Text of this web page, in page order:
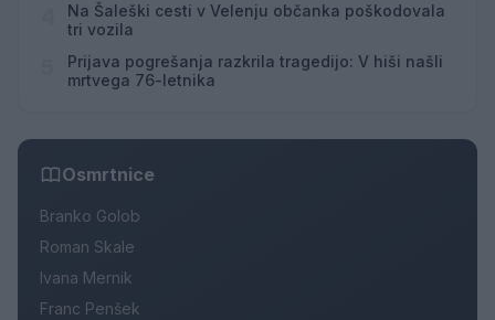
Na Šaleški cesti v Velenju občanka poškodovala
tri vozila
Prijava pogrešanja razkrila tragedijo: V hiši našli
mrtvega 76-letnika
Osmrtnice
Branko Golob
Roman Skale
Ivana Mernik
Franc Penšek